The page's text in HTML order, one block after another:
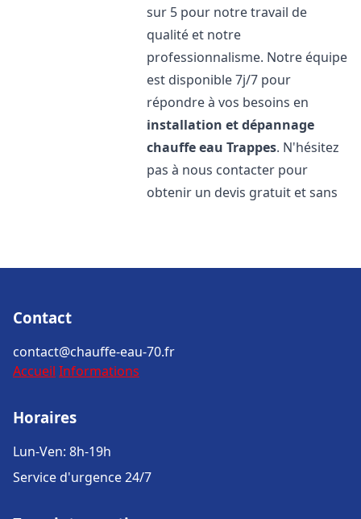
sur 5 pour notre travail de
qualité et notre
professionnalisme. Notre équipe
est disponible 7j/7 pour
répondre à vos besoins en
installation et dépannage
chauffe eau Trappes. N'hésitez
pas à nous contacter pour
obtenir un devis gratuit et sans
Contact
contact@chauffe-eau-70.fr
Accueil Informations
Horaires
Lun-Ven: 8h-19h
Service d'urgence 24/7